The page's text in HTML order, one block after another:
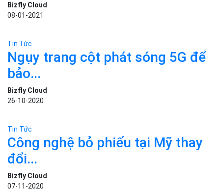
Tin Tức
TOP 5 phần mềm VPN miễn phí
Bizfly Cloud
08-01-2021
Tin Tức
Ngụy trang cột phát sóng 5G để
bảo...
Bizfly Cloud